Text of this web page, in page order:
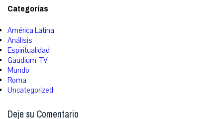
Categorías
América Latina
Análisis
Espiritualidad
Gaudium-TV
Mundo
Roma
Uncategorized
Deje su Comentario